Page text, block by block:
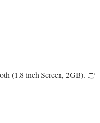
(1.8 inch Screen, 2GB). ご